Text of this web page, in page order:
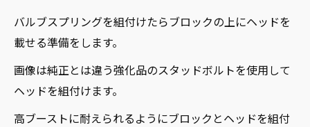
バルブスプリングを組付けたらブロックの上にヘッドを
載せる準備をします。
画像は純正とは違う強化品のスタッドボルトを使用して
ヘッドを組付けます。
高ブーストに耐えられるようにブロックとヘッドを組付